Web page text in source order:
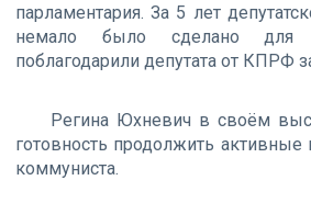
парламентария. За 5 лет
немало было сделано для
поблагодарили депутата от КПРФ
Регина Юхневич в своём
готовность продолжить активные
коммуниста.